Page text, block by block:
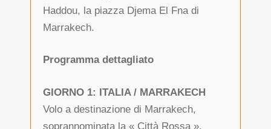
Haddou, la piazza Djema El Fna di
Marrakech.
Programma dettagliato
GIORNO 1: ITALIA / MARRAKECH
Volo a destinazione di Marrakech,
soprannominata la « Città Rossa ».